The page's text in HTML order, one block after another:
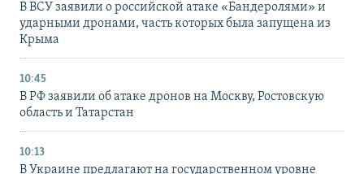
В ВСУ заявили о российской атаке «Бандеролями» и
ударными дронами, часть которых была запущена из
Крыма
10:45
В РФ заявили об атаке дронов на Москву, Ростовскую
область и Татарстан
10:13
В Украине предлагают на государственном уровне